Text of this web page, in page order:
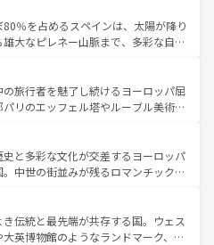
しい田園風景やアマルフィ海岸の絶
逃せない。観光の合間には、本場の
品のイタリア料理を堪能することも
で、忘れられない旅をしてみよう！
ア情報はコンテンツ一覧 を参照してほ
％を占めるスペインは、太陽が降り
大なピレネー山脈まで、多彩な自然
は、情熱的なフラメンコ、熱気あふ
しいタパスが生活の一部となってい
洗練された雰囲気や、バルセロナの
ビーチリゾートまで多彩な表情を見
風土や気候が異なるスペインはその個
性で訪れる人を魅了する。 なお、新着のスペイン情報はコ
旅行者を魅了し続けるヨーロッパ屈
リのエッフェル塔やルーブル美術館
っている。華麗な宮殿、歴史的な大
、そして豊かな自然が、訪れる者を心
フランスは美食の国としても知ら
祥地であるランス、プロヴァンスの
など、多彩な楽しみ方が可能だ。さ
にも魅力が溢れており、どの街角に
史と多彩な文化が交差するヨーロッパ
中世の街並みが残るロマンチック街
こを歩いても飽きることがない。ベ
バイエルン州のアルプスの絶景、そ
イン畑といった風景は必見。ビール
伝統と最先端が共存する国。ウェス
英博物館のようなランドマーク、歴